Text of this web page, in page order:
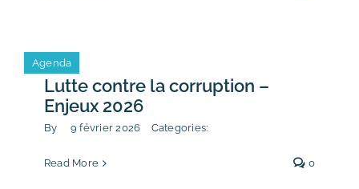
Évènement
Vie du cabinet
Lutte contre la corruption –
Enjeux 2026
By 9 février 2026 Categories:
Agenda
Read More 0